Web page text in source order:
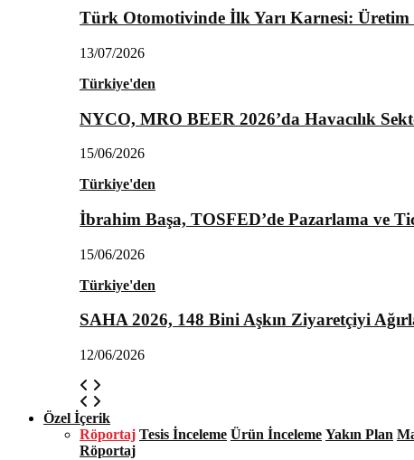
Türk Otomotivinde İlk Yarı Karnesi:
13/07/2026
Türkiye'den
NYCO, MRO BEER 2026’da Havacılık
15/06/2026
Türkiye'den
İbrahim Başa, TOSFED’de Pazarlama ve
15/06/2026
Türkiye'den
SAHA 2026, 148 Bini Aşkın Ziyaretçiyi
12/06/2026
Özel İçerik
Röportaj Tesis İnceleme Ürün İnceleme Yakın Plan
Röportaj